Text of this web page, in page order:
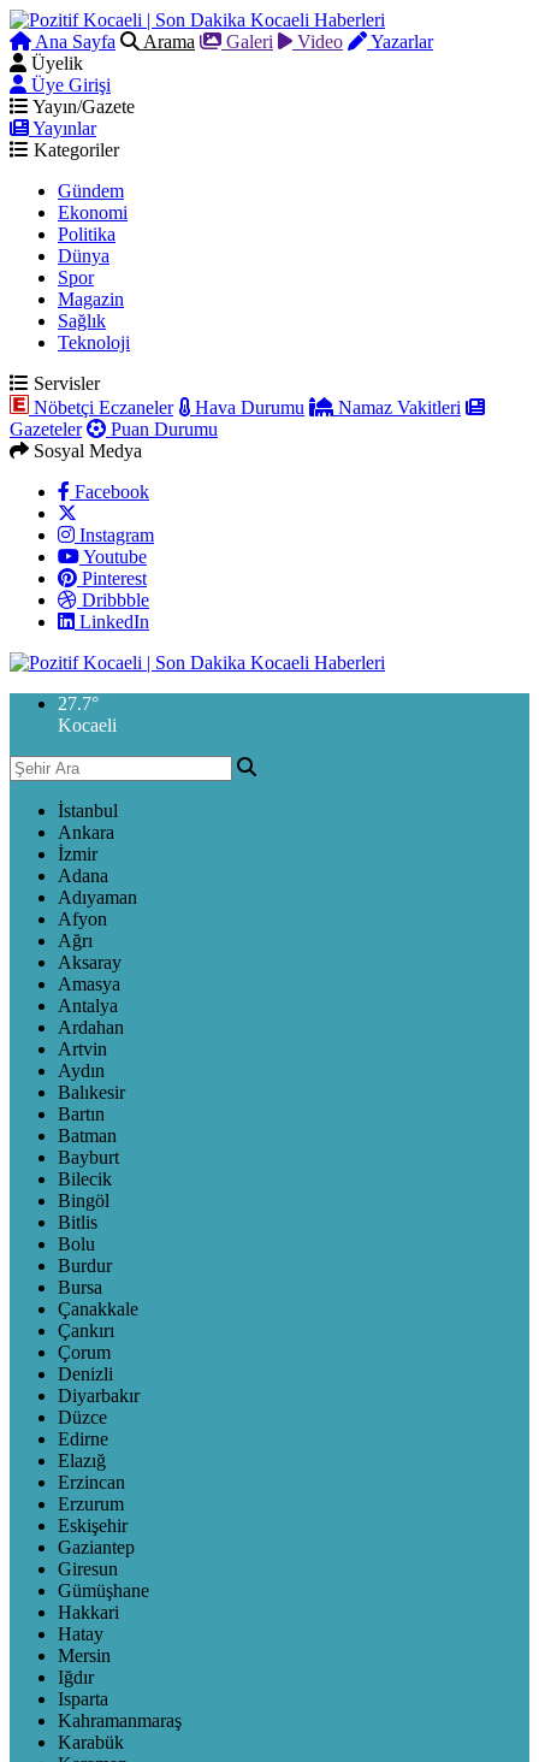
Ana Sayfa Arama Galeri Video
Yazarlar
Üyelik
Üye Girişi
Yayın/Gazete
Yayınlar
Kategoriler
Gündem
Ekonomi
Politika
Dünya
Spor
Magazin
Sağlık
Teknoloji
Servisler
Nöbetçi Eczaneler
Hava Durumu
Namaz Vakitleri
Gazeteler
Puan Durumu
Sosyal Medya
Facebook
Instagram
Youtube
Pinterest
Dribbble
LinkedIn
27.7°
Kocaeli
İstanbul
Ankara
İzmir
Adana
Adıyaman
Afyon
Ağrı
Aksaray
Amasya
Antalya
Ardahan
Artvin
Aydın
Balıkesir
Bartın
Batman
Bayburt
Bilecik
Bingöl
Bitlis
Bolu
Burdur
Bursa
Çanakkale
Çankırı
Çorum
Denizli
Diyarbakır
Düzce
Edirne
Elazığ
Erzincan
Erzurum
Eskişehir
Gaziantep
Giresun
Gümüşhane
Hakkari
Hatay
Mersin
Iğdır
Isparta
Kahramanmaraş
Karabük